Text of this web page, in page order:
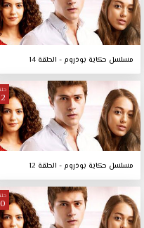
مسلسل حكاية بودروم - الحلقة 14
مسلسل حكاية بودروم - الحلقة 12